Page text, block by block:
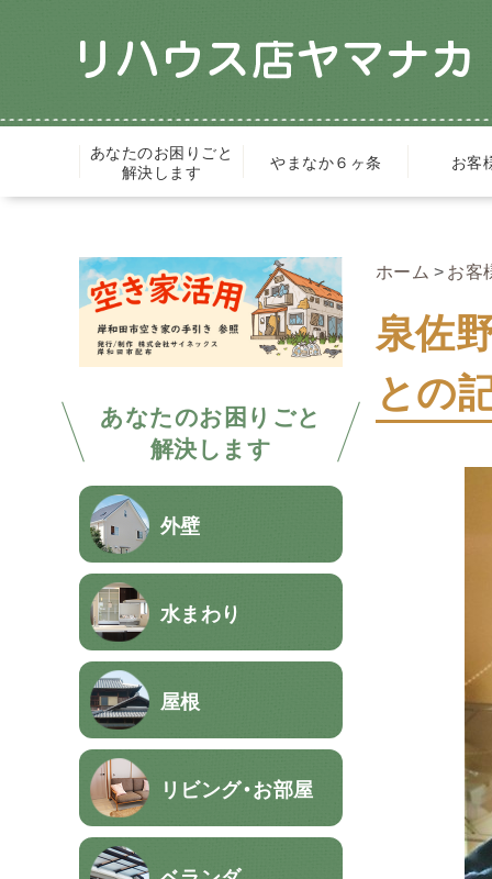
あなたのお困りごと
解決します
やまなか６ヶ条 お客
あなたのお困りごと
解決します
外壁
水まわり
屋根
リビング・お部屋
ホーム お客
泉佐
との